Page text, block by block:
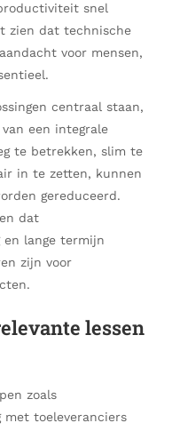
snel
zien dat technische
voor mensen,
centraal staan,
een integrale
te betrekken, slim te
in te zetten, kunnen
gereduceerd.
dat
lange termijn
zijn voor
lessen
zoals
met toeleveranciers